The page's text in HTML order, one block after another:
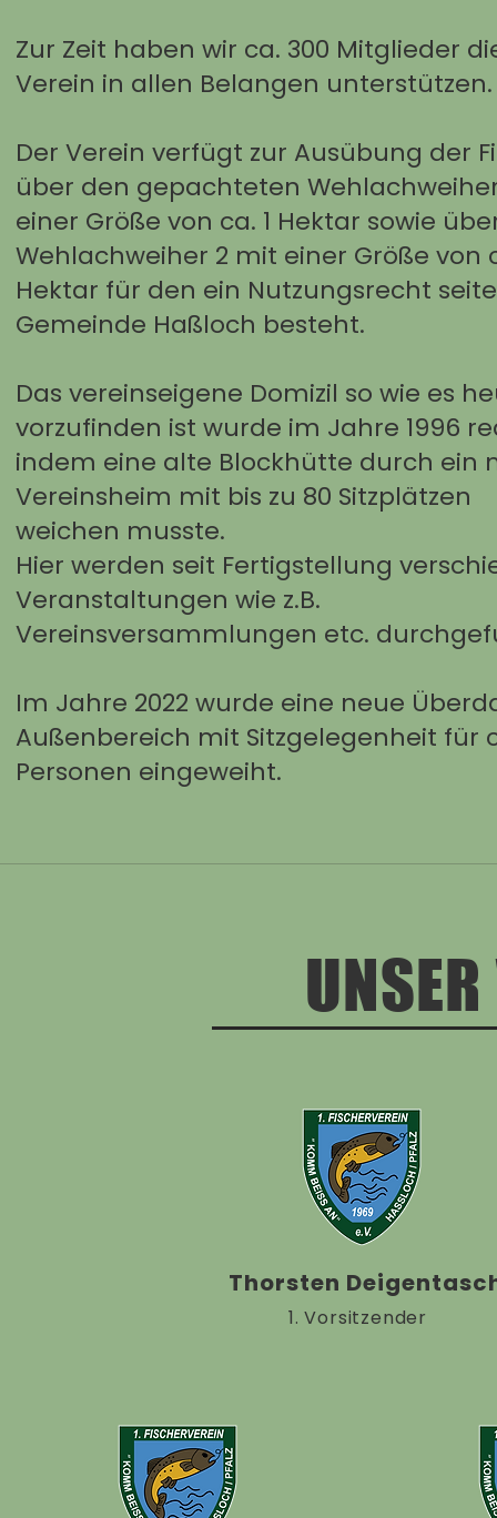
Zur Zeit haben wir ca. 300 Mitglieder
Verein in allen Belangen unterstützen.
Der Verein verfügt zur Ausübung der
über den gepachteten
einer Größe von ca. 1 Hektar sowie
Wehlachweiher 2 mit einer Größe von
Hektar für den ein Nutzungsrecht
Gemeinde Haßloch besteht.
Das vereinseigene Domizil so wie es
vorzufinden ist wurde im Jahre 1996
indem eine alte Blockhütte durch ein
Vereinsheim mit bis zu 80 Sitzplätzen
weichen musste.
Hier werden seit Fertigstellung
Veranstaltungen wie z.B.
Vereinsversammlungen etc.
Im Jahre 2022 wurde eine neue
Außenbereich mit Sitzgelegenheit für
Personen eingeweiht.
Thorsten
1. Vorsitzender